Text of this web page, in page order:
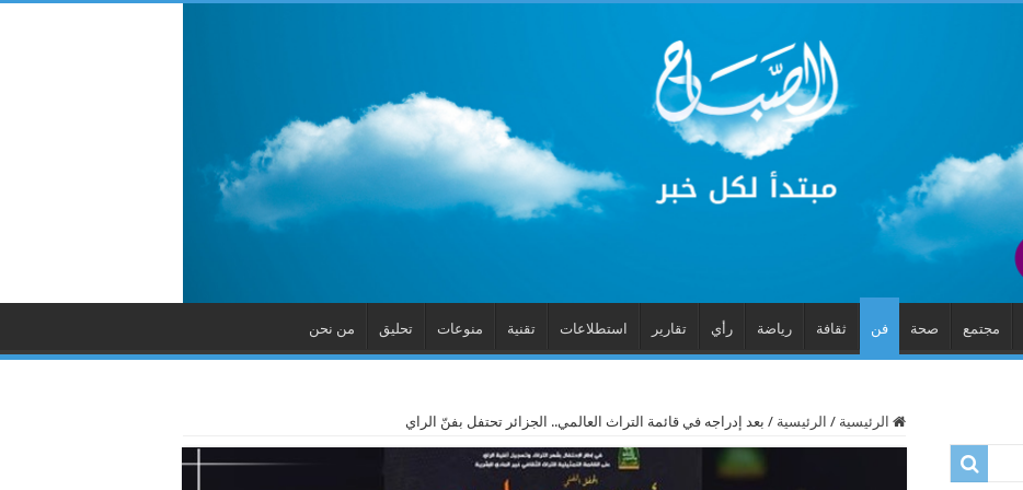
مجتمع صحة فن ثقافة رياضة رأي تقارير استطلاعات تقنية منوعات تحليق من نحن
الرئيسية / الرئيسية / بعد إدراجه في قائمة التراث العالمي.. الجزائر تحتفل بفنّ الراي